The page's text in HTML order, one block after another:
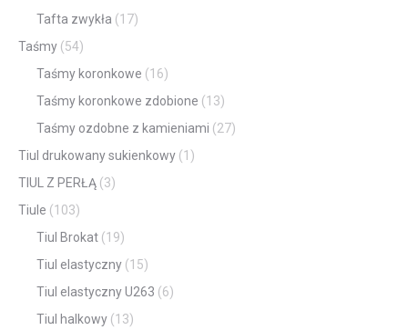
Tafta zwykła (17)
Taśmy (54)
Taśmy koronkowe (16)
Taśmy koronkowe zdobione (13)
Taśmy ozdobne z kamieniami (27)
Tiul drukowany sukienkowy (1)
TIUL Z PERŁĄ (3)
Tiule (103)
Tiul Brokat (19)
Tiul elastyczny (15)
Tiul elastyczny U263 (6)
Tiul halkowy (13)